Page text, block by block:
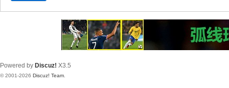
Powered by Discuz! X3.5
© 2001-2026 Discuz! Team